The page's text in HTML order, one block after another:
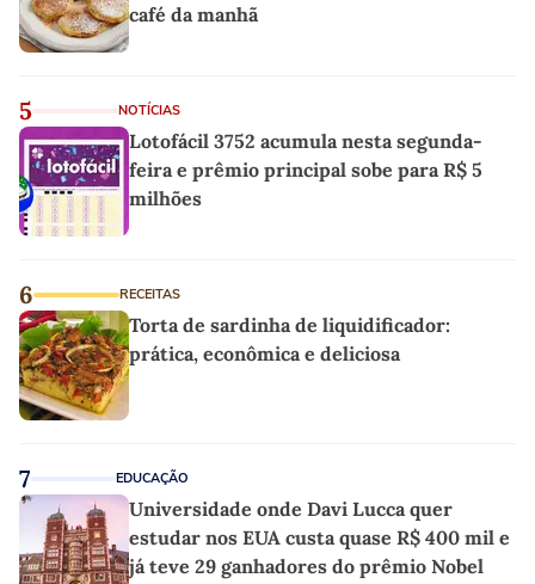
café da manhã
5 NOTÍCIAS
Lotofácil 3752 acumula nesta segunda-
feira e prêmio principal sobe para R$ 5
milhões
6 RECEITAS
Torta de sardinha de liquidificador:
prática, econômica e deliciosa
7 EDUCAÇÃO
Universidade onde Davi Lucca quer
estudar nos EUA custa quase R$ 400 mil e
já teve 29 ganhadores do prêmio Nobel